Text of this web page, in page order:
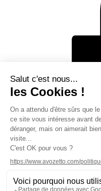
Mentions légales
Politique de protection